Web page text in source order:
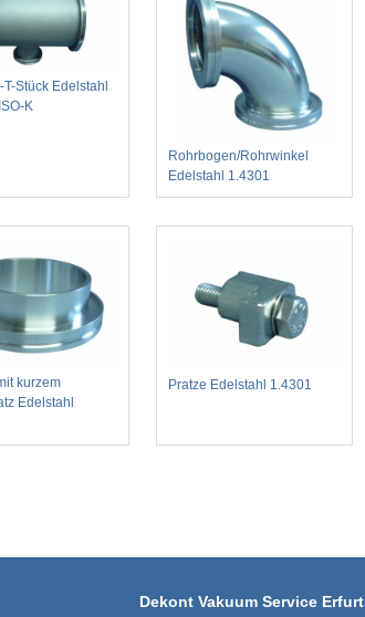
Stück Edelstahl
K
Rohrbogen/Rohrwinkel
Edelstahl 1.4301
kurzem
Edelstahl
Pratze Edelstahl 1.4301
Dekont Vakuum Service Erfurt